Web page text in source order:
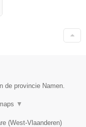
de provincie Namen.
▼
(West-Vlaanderen)